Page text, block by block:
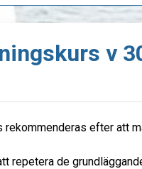
v
rekommenderas efter att
repetera de